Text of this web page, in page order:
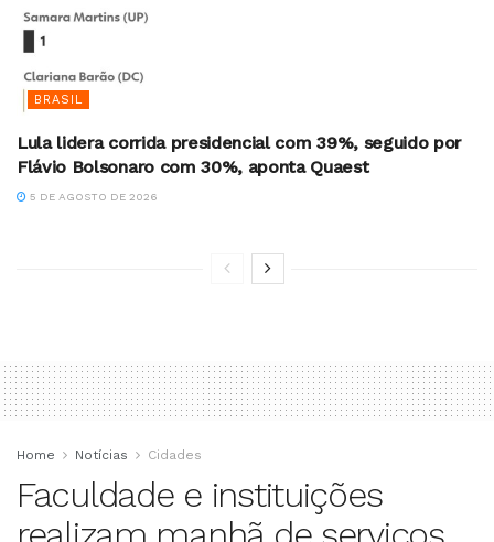
BRASIL
Lula lidera corrida presidencial com 39%, seguido por
Flávio Bolsonaro com 30%, aponta Quaest
5 DE AGOSTO DE 2026
Home Notícias Cidades
Faculdade e instituições